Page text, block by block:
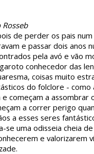
Rosseb
de perder os pais
e passar dois anos
pela avó e vão
conhecedor das
coisas muito
do folclore - como
e começam a assombrar
a correr perigo
a esses seres
se uma odisseia cheia
e valorizarem